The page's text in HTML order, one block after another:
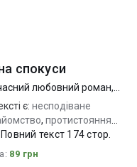
спокуси
любовний роман,
роман
є: несподіване
, протистояння
герої,дуже
та пристрасть
Повний текст 174 стор.
89 грн